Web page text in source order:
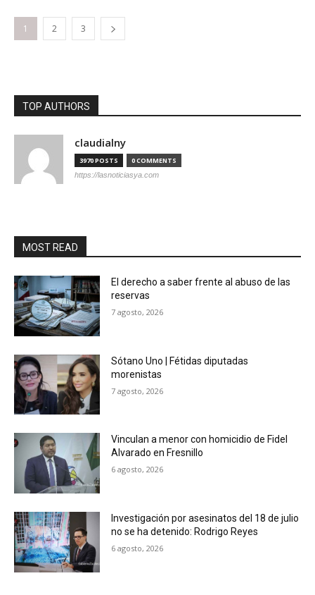
1 2 3
TOP AUTHORS
claudialny
3970 POSTS 0 COMMENTS
https://lasnoticiasya.com
MOST READ
El derecho a saber frente al abuso de las
reservas
7 agosto, 2026
Sótano Uno | Fétidas diputadas
morenistas
7 agosto, 2026
Vinculan a menor con homicidio de Fidel
Alvarado en Fresnillo
6 agosto, 2026
Investigación por asesinatos del 18 de julio
no se ha detenido: Rodrigo Reyes
6 agosto, 2026